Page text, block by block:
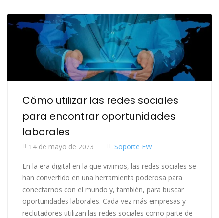
Cómo utilizar las redes sociales
para encontrar oportunidades
laborales
14 de mayo de 2023 Soporte FW
En la era digital en la que vivimos, las redes sociales se
han convertido en una herramienta poderosa para
conectarnos con el mundo y, también, para buscar
oportunidades laborales. Cada vez más empresas y
reclutadores utilizan las redes sociales como parte de